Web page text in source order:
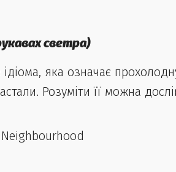
светра)
ідіома, яка означає
Розуміти її можна